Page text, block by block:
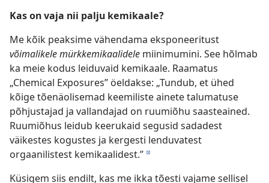
Kas on vaja nii palju kemikaale?
Me kõik peaksime vähendama eksponeeritust
võimalikele mürkkemikaalidele miinimumini. See hõlmab
ka meie kodus leiduvaid kemikaale. Raamatus
„Chemical Exposures” öeldakse: „Tundub, et ühed
kõige tõenäolisemad keemiliste ainete talumatuse
põhjustajad ja vallandajad on ruumiõhu saasteained.
Ruumiõhus leidub keerukaid segusid sadadest
väikestes kogustes ja kergesti lenduvatest
orgaanilistest kemikaalidest.” d
Küsigem siis endilt, kas me ikka tõesti vajame sellisel